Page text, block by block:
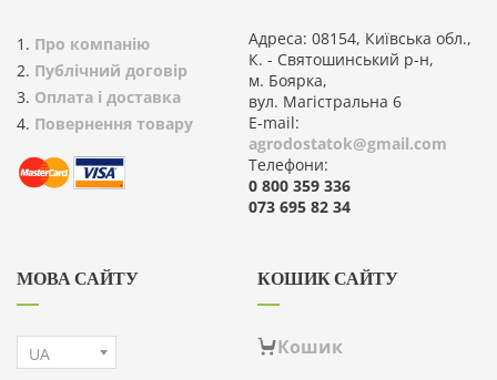
Про компанію
Публічний договір
Оплата і доставка
Повернення товару
Адреса: 08154, Київська обл.,
К. - Святошинський р-н,
м. Боярка,
вул. Магістральна 6
E-mail:
agrodostatok@gmail.com
Телефони:
0 800 359 336
073 695 82 34
МОВА САЙТУ КОШИК САЙТУ
Кошик